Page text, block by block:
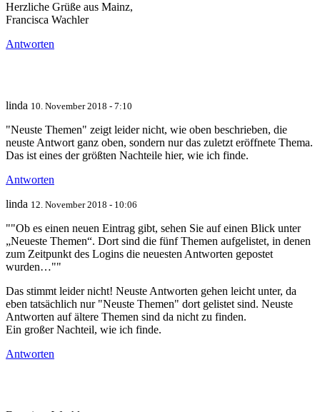
Herzliche Grüße aus Mainz,
Francisca Wachler
Antworten
linda 10. November 2018 - 7:10
"Neuste Themen" zeigt leider nicht, wie oben beschrieben, die
neuste Antwort ganz oben, sondern nur das zuletzt eröffnete Thema.
Das ist eines der größten Nachteile hier, wie ich finde.
Antworten
linda 12. November 2018 - 10:06
""Ob es einen neuen Eintrag gibt, sehen Sie auf einen Blick unter
„Neueste Themen“. Dort sind die fünf Themen aufgelistet, in denen
zum Zeitpunkt des Logins die neuesten Antworten gepostet
wurden…""
Das stimmt leider nicht! Neuste Antworten gehen leicht unter, da
eben tatsächlich nur "Neuste Themen" dort gelistet sind. Neuste
Antworten auf ältere Themen sind da nicht zu finden.
Ein großer Nachteil, wie ich finde.
Antworten